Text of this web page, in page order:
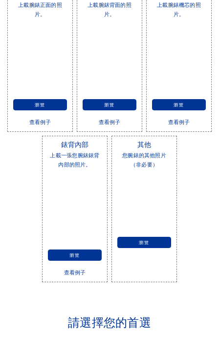
上載腕錶正面的照
片。
瀏覽
查看例子
上載腕錶背面的照
片。
瀏覽
查看例子
上載腕錶機芯的照
片。
瀏覽
查看例子
錶背內部
上載一張您腕錶錶背
內部的照片。
瀏覽
查看例子
其他
您腕錶的其他照片
（非必要）
瀏覽
請選擇您的首選